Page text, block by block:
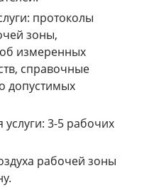
протоколы
зоны,
измеренных
справочные
допустимых
3-5 рабочих
рабочей зоны